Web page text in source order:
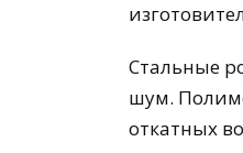
Стальные
шум.
откатных